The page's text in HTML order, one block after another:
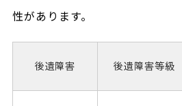
性があります。
後遺障害 後遺障害等級